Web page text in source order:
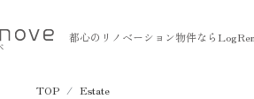
都心のリノベーション物件なら
TOP
Estate